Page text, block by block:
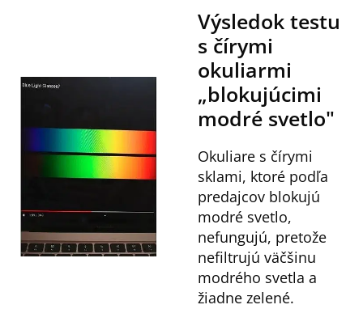
Výsledok testu
s čírymi
okuliarmi
„blokujúcimi
modré svetlo"
Okuliare s čírymi
sklami, ktoré podľa
predajcov blokujú
modré svetlo,
nefungujú, pretože
nefiltrujú väčšinu
modrého svetla a
žiadne zelené.